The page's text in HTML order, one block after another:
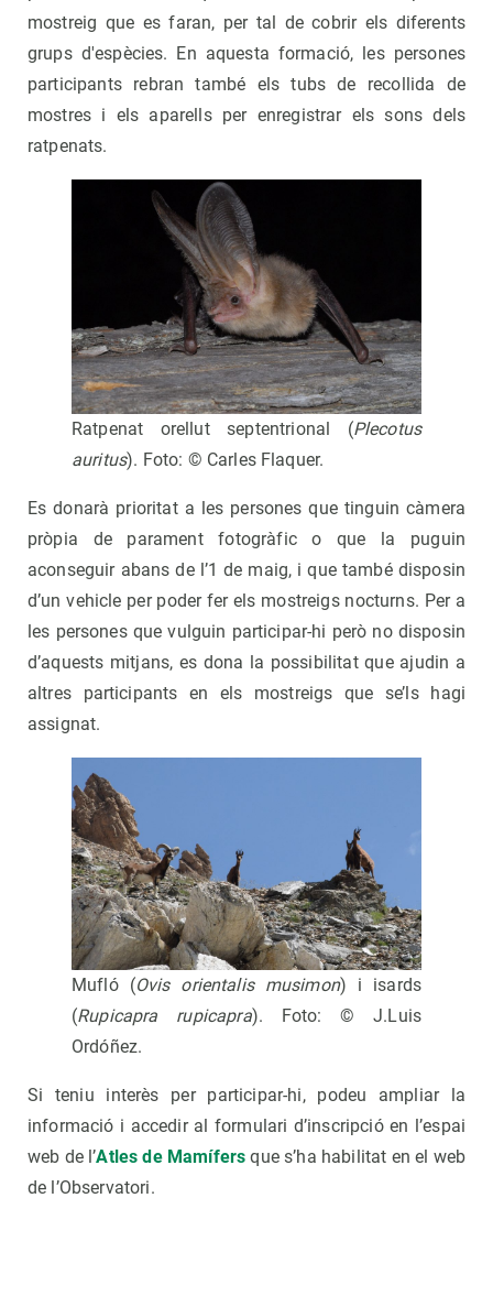
mostreig que es faran, per tal de cobrir els diferents
grups d'espècies. En aquesta formació, les persones
participants rebran també els tubs de recollida de
mostres i els aparells per enregistrar els sons dels
ratpenats.
Ratpenat orellut septentrional (Plecotus
auritus). Foto: © Carles Flaquer.
Es donarà prioritat a les persones que tinguin càmera
pròpia de parament fotogràfic o que la puguin
aconseguir abans de l’1 de maig, i que també disposin
d’un vehicle per poder fer els mostreigs nocturns. Per a
les persones que vulguin participar-hi però no disposin
d’aquests mitjans, es dona la possibilitat que ajudin a
altres participants en els mostreigs que se’ls hagi
assignat.
Mufló (Ovis orientalis musimon) i isards
(Rupicapra rupicapra). Foto: © J.Luis
Ordóñez.
Si teniu interès per participar-hi, podeu ampliar la
informació i accedir al formulari d’inscripció en l’espai
web de l’Atles de Mamífers que s’ha habilitat en el web
de l’Observatori.